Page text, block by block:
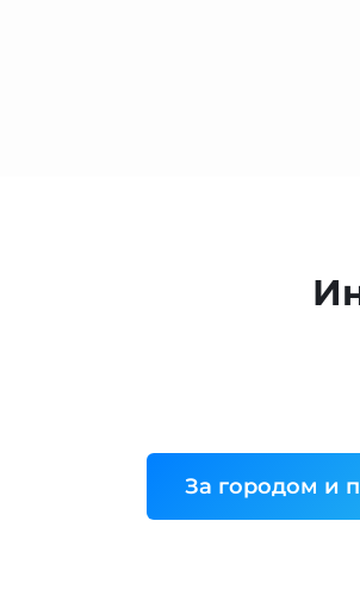
За городом и